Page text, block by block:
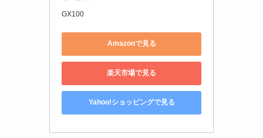
GX100
Amazonで見る
楽天市場で見る
Yahoo!ショッピングで見る